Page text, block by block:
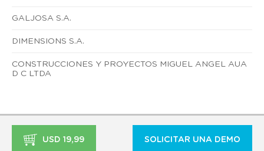
GALJOSA S.A.
DIMENSIONS S.A.
CONSTRUCCIONES Y PROYECTOS MIGUEL ANGEL AUA
D C LTDA
USD 19,99 SOLICITAR UNA DEMO